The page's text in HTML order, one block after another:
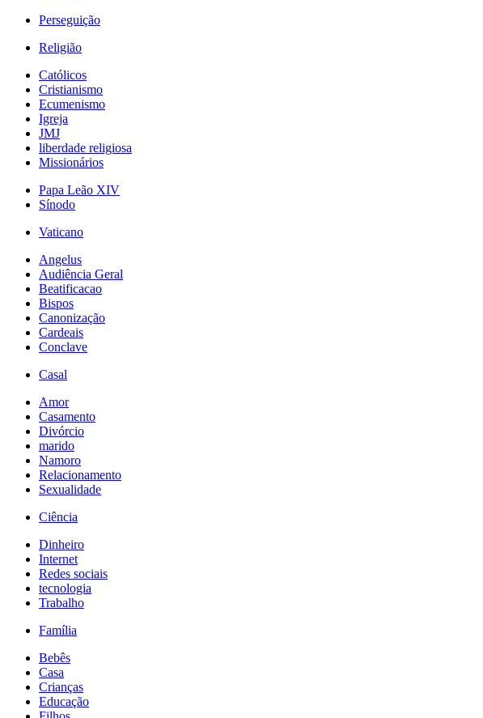
Perseguição
Religião
Católicos
Cristianismo
Ecumenismo
Igreja
JMJ
liberdade religiosa
Missionários
Papa Leão XIV
Sínodo
Vaticano
Angelus
Audiência Geral
Beatificacao
Bispos
Canonização
Cardeais
Conclave
Casal
Amor
Casamento
Divórcio
marido
Namoro
Relacionamento
Sexualidade
Ciência
Dinheiro
Internet
Redes sociais
tecnologia
Trabalho
Família
Bebês
Casa
Crianças
Educação